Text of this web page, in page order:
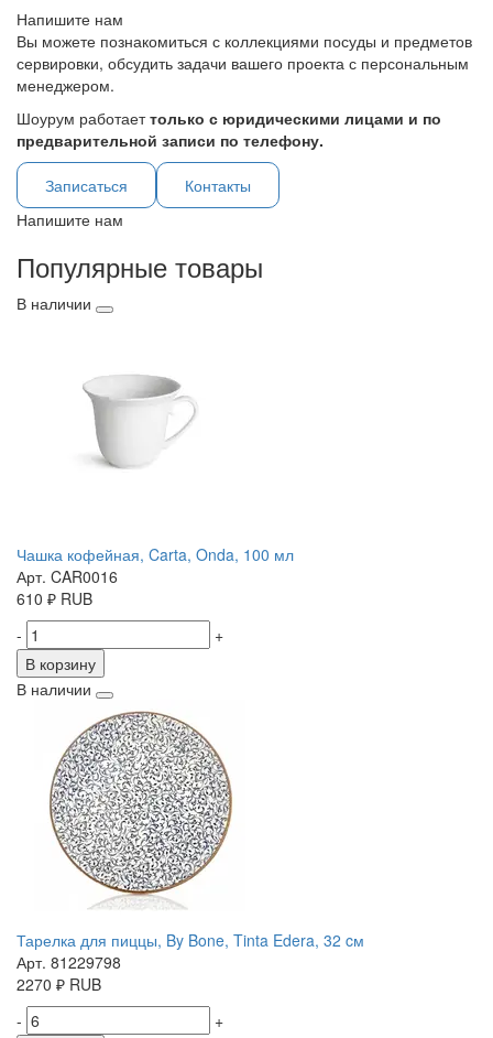
Напишите нам
Вы можете познакомиться с коллекциями посуды и предметов
сервировки, обсудить задачи вашего проекта с персональным
менеджером.
Шоурум работаеттолько с юридическими лицами и по
предварительной записи по телефону.
Записаться
Контакты
Напишите нам
Популярные товары
В наличии
Чашка кофейная, Carta, Onda, 100 мл
Арт. CAR0016
610 ₽ RUB
-
+
В корзину
В наличии
Тарелка для пиццы, By Bone, Tinta Edera, 32 cм
Арт. 81229798
2270 ₽ RUB
-
+